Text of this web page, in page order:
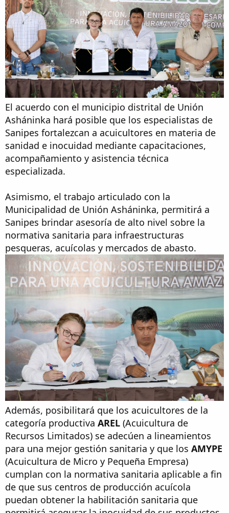
El acuerdo con el municipio distrital de Unión
Asháninka hará posible que los especialistas de
Sanipes fortalezcan a acuicultores en materia de
sanidad e inocuidad mediante capacitaciones,
acompañamiento y asistencia técnica
especializada.
Asimismo, el trabajo articulado con la
Municipalidad de Unión Asháninka, permitirá a
Sanipes brindar asesoría de alto nivel sobre la
normativa sanitaria para infraestructuras
pesqueras, acuícolas y mercados de abasto.
Además, posibilitará que los acuicultores de la
categoría productiva AREL (Acuicultura de
Recursos Limitados) se adecúen a lineamientos
para una mejor gestión sanitaria y que los AMYPE
(Acuicultura de Micro y Pequeña Empresa)
cumplan con la normativa sanitaria aplicable a fin
de que sus centros de producción acuícola
puedan obtener la habilitación sanitaria que